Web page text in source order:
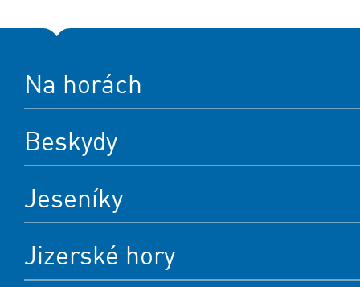
Na horách
Beskydy
Jeseníky
Jizerské hory